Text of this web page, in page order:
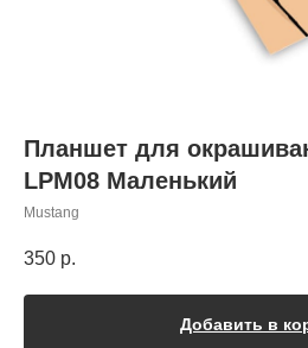
Планшет для
LPM08 Маленький
Mustang
350 р.
Добавить в